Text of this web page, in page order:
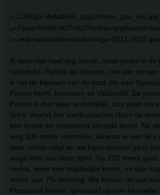
Ik weet niet heel erg opvalt, maar paars is de
Valladolid. Pucela de bijnaam, niet per se van
is het de bijnaam van de stad. Als een
Pucela heeft, bedoelen ze Valladolid. De
Pucela is dan weer onduidelijk, dus gaan we
tijdrit. Voorbij het voetbalstadion slaan de
een brede en ontzettend simpele bocht. Na
weg 300 meter rechtdoor, waarna er een iets
naar rechts volgt en we bijna meteen gaan
enige klim van deze tijdrit. Na 200 meter
rechts, weer een makkelijke bocht, en dan
meter aan 7% omhoog. We fietsen de wat
Parquesol binnen, gebouwd op een